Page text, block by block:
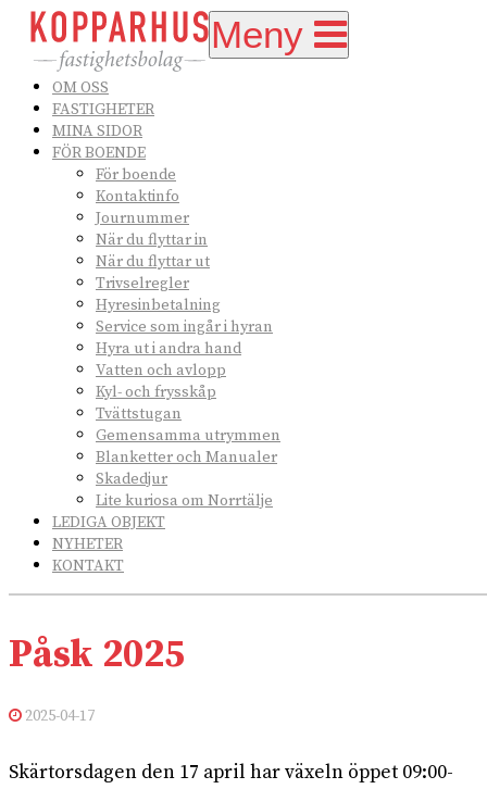
Meny
OM OSS
FASTIGHETER
MINA SIDOR
FÖR BOENDE
För boende
Kontaktinfo
Journummer
När du flyttar in
När du flyttar ut
Trivselregler
Hyresinbetalning
Service som ingår i hyran
Hyra ut i andra hand
Vatten och avlopp
Kyl- och frysskåp
Tvättstugan
Gemensamma utrymmen
Blanketter och Manualer
Skadedjur
Lite kuriosa om Norrtälje
LEDIGA OBJEKT
NYHETER
KONTAKT
Påsk 2025
2025-04-17
Skärtorsdagen den 17 april har växeln öppet 09:00-